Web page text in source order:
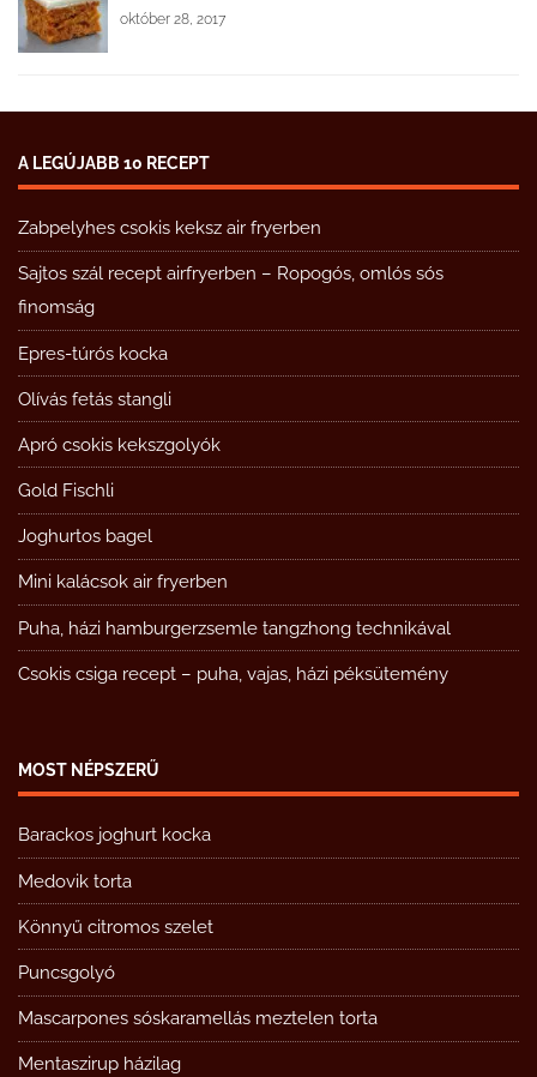
október 28, 2017
A LEGÚJABB 10 RECEPT
Zabpelyhes csokis keksz air fryerben
Sajtos szál recept airfryerben – Ropogós, omlós sós
finomság
Epres-túrós kocka
Olívás fetás stangli
Apró csokis kekszgolyók
Gold Fischli
Joghurtos bagel
Mini kalácsok air fryerben
Puha, házi hamburgerzsemle tangzhong technikával
Csokis csiga recept – puha, vajas, házi péksütemény
MOST NÉPSZERŰ
Barackos joghurt kocka
Medovik torta
Könnyű citromos szelet
Puncsgolyó
Mascarpones sóskaramellás meztelen torta
Mentaszirup házilag